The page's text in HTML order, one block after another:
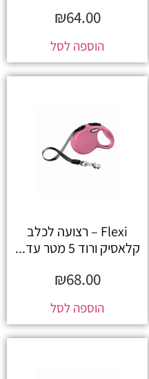
₪64.00
הוספה לסל
Flexi – רצועה לכלב
קלאסיק ורוד 5 מטר עד...
₪68.00
הוספה לסל